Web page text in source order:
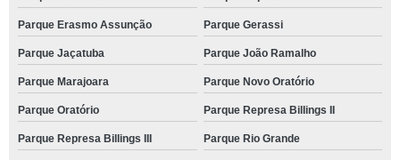
Parque Erasmo Assunção Parque Gerassi
Parque Jaçatuba Parque João Ramalho
Parque Marajoara Parque Novo Oratório
Parque Oratório Parque Represa Billings II
Parque Represa Billings III Parque Rio Grande